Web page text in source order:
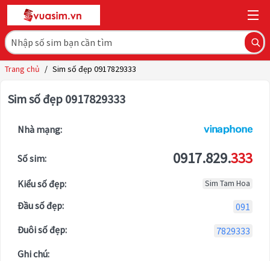
Trang chủ / Sim số đẹp 0917829333
Sim số đẹp 0917829333
Nhà mạng:
Số sim: 0917.829.333
Kiểu số đẹp: Sim Tam Hoa
Đầu số đẹp:
091
Đuôi số đẹp:
7829333
Ghi chú: